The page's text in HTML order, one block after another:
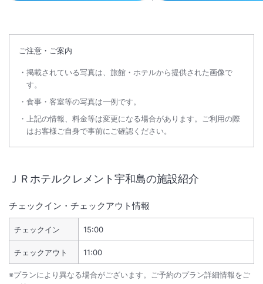
ご注意・ご案内
掲載されている写真は、旅館・ホテルから提供された画像で
す。
食事・客室等の写真は一例です。
上記の情報、料金等は変更になる場合があります。ご利用の際
はお客様ご自身で事前にご確認ください。
ＪＲホテルクレメント宇和島の施設紹介
チェックイン・チェックアウト情報
チェックイン 15:00
チェックアウト 11:00
※プランにより異なる場合がございます。ご予約のプラン詳細情報をご